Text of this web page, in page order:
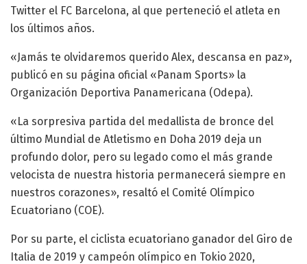
Twitter el FC Barcelona, al que perteneció el atleta en
los últimos años.
«Jamás te olvidaremos querido Alex, descansa en paz»,
publicó en su página oficial «Panam Sports» la
Organización Deportiva Panamericana (Odepa).
«La sorpresiva partida del medallista de bronce del
último Mundial de Atletismo en Doha 2019 deja un
profundo dolor, pero su legado como el más grande
velocista de nuestra historia permanecerá siempre en
nuestros corazones», resaltó el Comité Olímpico
Ecuatoriano (COE).
Por su parte, el ciclista ecuatoriano ganador del Giro de
Italia de 2019 y campeón olímpico en Tokio 2020,